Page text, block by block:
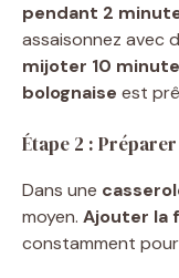
pendant 2
assaisonnez avec
mijoter 10
bolognaise est
Étape 2 :
Dans une
moyen. Ajouter la
constamment